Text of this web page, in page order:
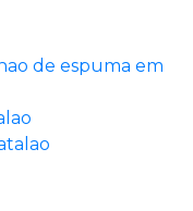
de espuma em